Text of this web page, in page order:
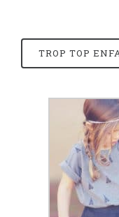
TROP TOP